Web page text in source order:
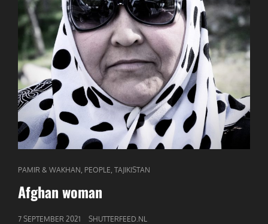
CAT
LINKS
PAMIR & WAKHAN PEOPLE TAJIKISTAN
Afghan woman
GEPUBLICEERD
7 SEPTEMBER 2021 SHUTTERFEED.NL